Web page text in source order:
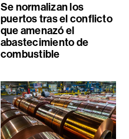
Se normalizan los
puertos tras el conflicto
que amenazó el
abastecimiento de
combustible